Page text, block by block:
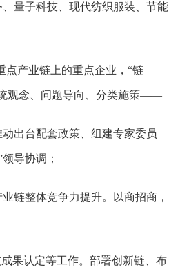
量子科技、现代纺织服装、节能
点产业链上的重点企业，“链
观念、问题导向、分类施策——
出台配套政策、组建专家委员
导协调；
链整体竞争力提升。以商招商，
果认定等工作。部署创新链、布